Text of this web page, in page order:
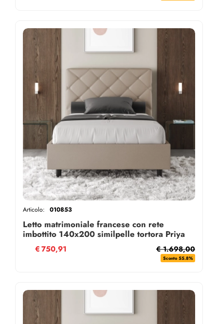
Letto matrimoniale francese con rete
imbottito 140x200 similpelle tortora Priya
Articolo: 010853
€ 1.698,00
Sconto 55.8%
€750,91